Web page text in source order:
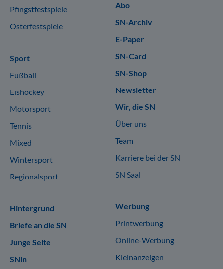
Pfingstfestspiele
Osterfestspiele
Sport
Fußball
Eishockey
Motorsport
Tennis
Mixed
Wintersport
Regionalsport
Hintergrund
Briefe an die SN
Junge Seite
SNin
Abo
SN-Archiv
E-Paper
SN-Card
SN-Shop
Newsletter
Wir, die SN
Über uns
Team
Karriere bei der SN
SN Saal
Werbung
Printwerbung
Online-Werbung
Kleinanzeigen